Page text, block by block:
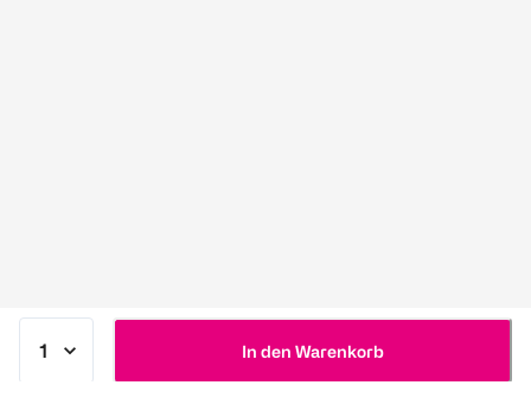
In den Warenkorb